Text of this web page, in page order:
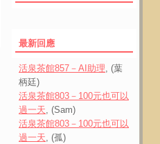
3362 合計
2.14%
最新回應
活泉茶館857－AI助理, (葉
柄廷)
活泉茶館803－100元也可以
過一天, (Sam)
活泉茶館803－100元也可以
過一天, (孤)